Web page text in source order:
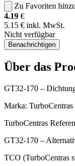
Zu Favoriten
4.19 €
5.15 € inkl. MwSt.
Nicht verfügbar
Benachrichtigen
Über das
GT32-170 –
Marka: TurboCentras
TurboCentras
GT32-170 –
TCO (TurboCentras